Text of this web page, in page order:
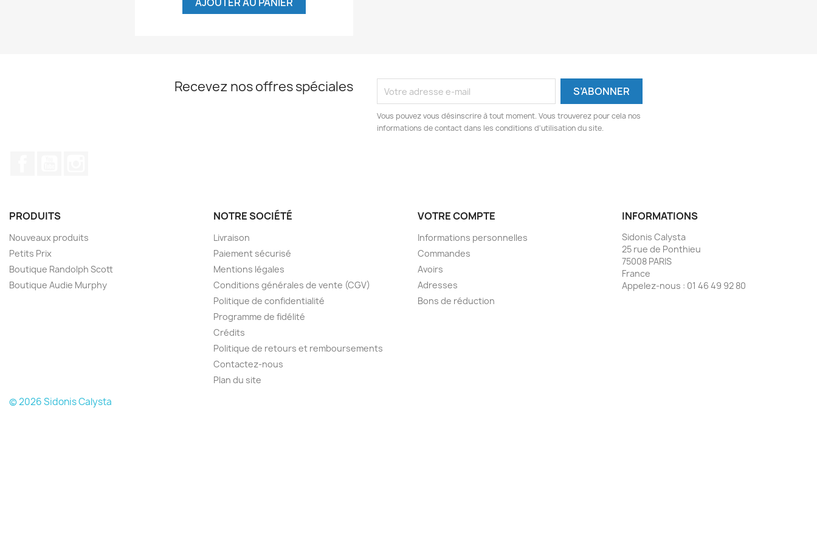
Recevez nos offres spéciales
Vous pouvez vous désinscrire à tout moment. Vous trouverez pour cela nos
informations de contact dans les conditions d'utilisation du site.
PRODUITS
Nouveaux produits
Petits Prix
Boutique Randolph Scott
Boutique Audie Murphy
NOTRE SOCIÉTÉ
Livraison
Paiement sécurisé
Mentions légales
Conditions générales de vente (CGV)
Politique de confidentialité
Programme de fidélité
Crédits
Politique de retours et remboursements
Contactez-nous
Plan du site
VOTRE COMPTE
Informations personnelles
Commandes
Avoirs
Adresses
Bons de réduction
INFORMATIONS
Sidonis Calysta
25 rue de Ponthieu
75008 PARIS
France
Appelez-nous : 01 46 49 92 80
© 2026 Sidonis Calysta